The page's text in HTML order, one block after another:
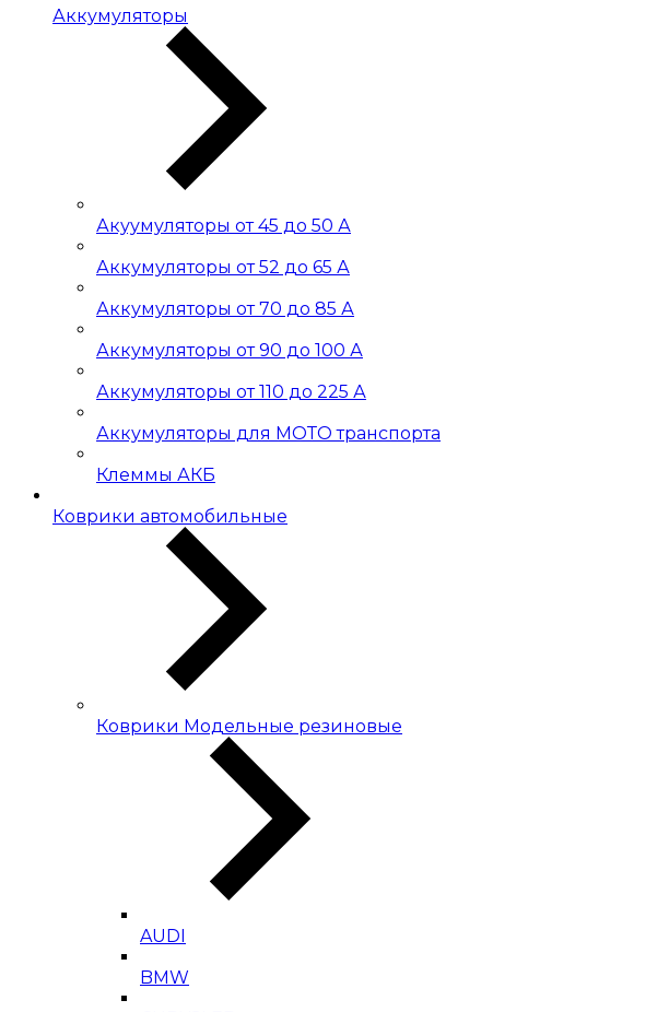
Аккумуляторы
Акуумуляторы от 45 до 50 А
Аккумуляторы от 52 до 65 А
Аккумуляторы от 70 до 85 А
Аккумуляторы от 90 до 100 А
Аккумуляторы от 110 до 225 А
Аккумуляторы для МОТО транспорта
Клеммы АКБ
Коврики автомобильные
Коврики Модельные резиновые
AUDI
BMW